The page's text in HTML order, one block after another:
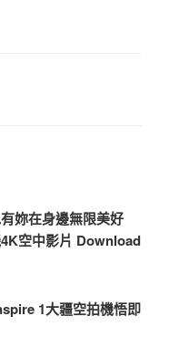
妳在身邊無限美好
空中影片 Download
1大疆空拍機悟即